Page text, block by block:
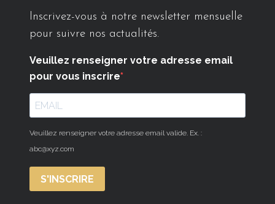
Inscrivez-vous à notre newsletter mensuelle
pour suivre nos actualités.
Veuillez renseigner votre adresse email
pour vous inscrire
Veuillez renseigner votre adresse email valide. Ex. :
abc@xyz.com
S'INSCRIRE